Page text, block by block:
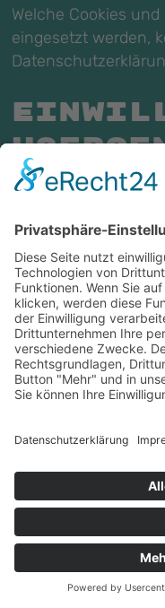
Welche Cookies
eingesetzt werden,
Diese Website nutzt
Speicherung
Technologien
Anbieter dieser
GmbH, Sendlinger
Website:https://
Folgenden
Wenn Sie unsere
Usercentrics
Ihre
Ihrer
Ihre IP-